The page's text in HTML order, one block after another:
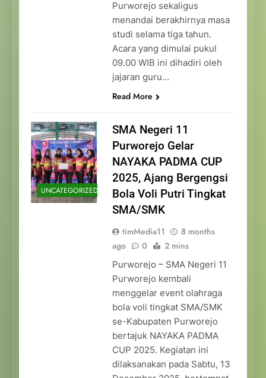
Purworejo sekaligus
menandai berakhirnya masa
studi selama tiga tahun.
Acara yang dimulai pukul
09.00 WIB ini dihadiri oleh
jajaran guru…
Read More
UNCATEGORIZED
SMA Negeri 11
Purworejo Gelar
NAYAKA PADMA CUP
2025, Ajang Bergengsi
Bola Voli Putri Tingkat
SMA/SMK
timMedia11
8 months
ago
0 2 mins
Purworejo – SMA Negeri 11
Purworejo kembali
menggelar event olahraga
bola voli tingkat SMA/SMK
se-Kabupaten Purworejo
bertajuk NAYAKA PADMA
CUP 2025. Kegiatan ini
dilaksanakan pada Sabtu, 13